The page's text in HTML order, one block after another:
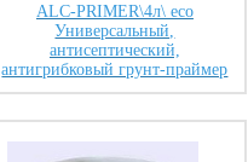
ALC-PRIMER\4л\ eco
Универсальный,
антисептический,
антигрибковый грунт-праймер